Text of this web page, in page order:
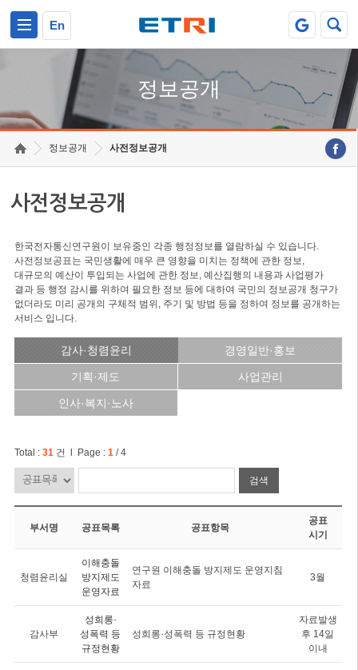
En
정보공개
정보공개 사전정보공개
사전정보공개
한국전자통신연구원이 보유중인 각종 행정정보를 열람하실 수 있습니다.
사전정보공표는 국민생활에 매우 큰 영향을 미치는 정책에 관한 정보,
대규모의 예산이 투입되는 사업에 관한 정보, 예산집행의 내용과 사업평가
결과 등 행정 감시를 위하여 필요한 정보 등에 대하여 국민의 정보공개 청구가
없더라도 미리 공개의 구체적 범위, 주기 및 방법 등을 정하여 정보를 공개하는
서비스 입니다.
감사·청렴윤리 경영일반·홍보
기획·제도 사업관리
인사·복지·노사
Total : 31건 l Page : 1/ 4
검색
부서명 공표목록 공표항목
공표
시기
청렴윤리실
이해충돌
방지제도
운영자료
연구원 이해충돌 방지제도 운영지침
자료
3월
감사부
성희롱·
성폭력 등
규정현황
성희롱·성폭력 등 규정현황
자료발생
후 14일
이내